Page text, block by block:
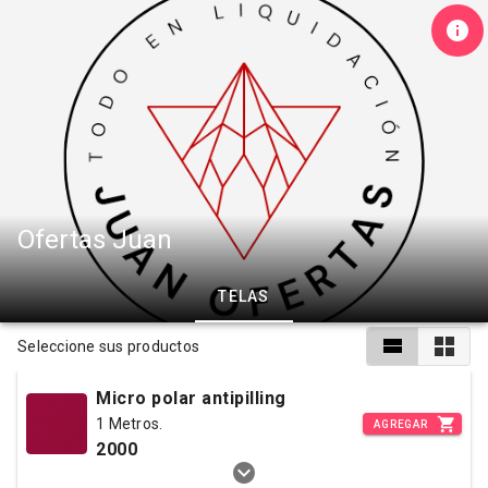
Ofertas Juan
TELAS
Seleccione sus productos
Micro polar antipilling
1 Metros.
2000
AGREGAR